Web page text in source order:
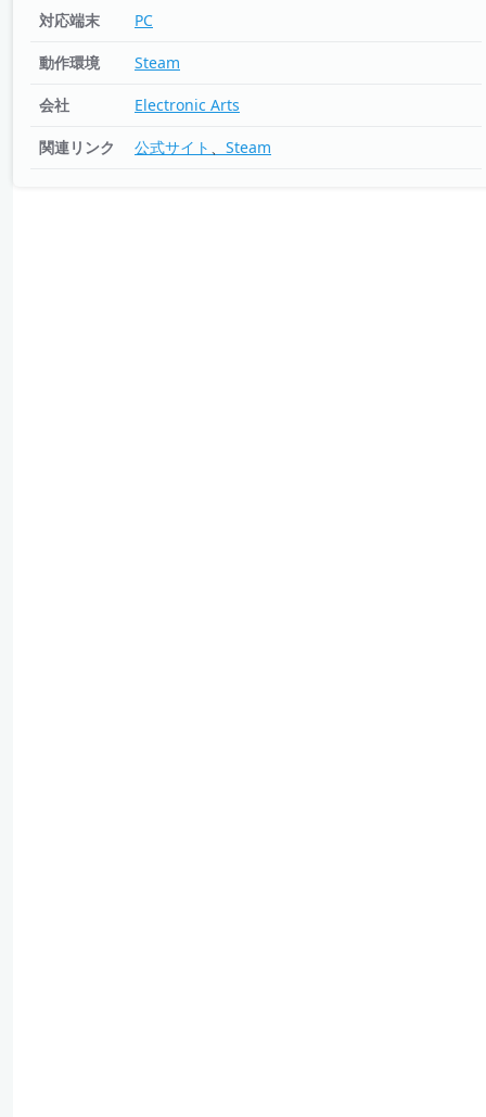
対応端末 PC
動作環境 Steam
会社 Electronic Arts
関連リンク 公式サイト Steam